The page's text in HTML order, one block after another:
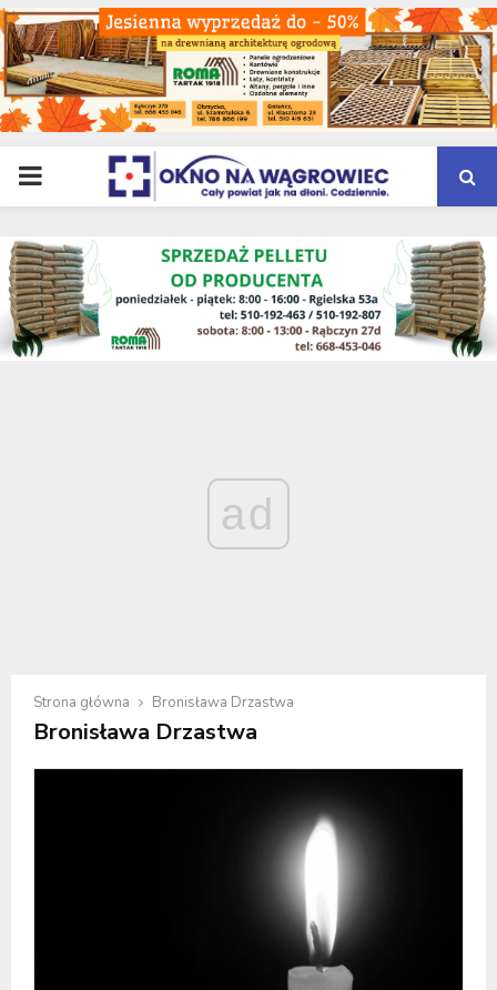
PRIMARY
MENU
ad
Strona główna Bronisława Drzastwa
Bronisława Drzastwa